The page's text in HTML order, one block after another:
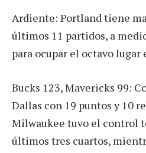
Ardiente: Portland tiene
últimos 11 partidos, a
para ocupar el octavo lugar
Bucks 123, Mavericks 99:
Dallas con 19 puntos y 10
Milwaukee tuvo el control
últimos tres cuartos,